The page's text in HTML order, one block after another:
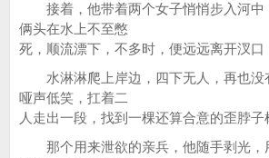
接着，他带着两个女子悄悄步入河中
俩头在水上不至憋
死，顺流漂下，不多时，便远远离开汊口
水淋淋爬上岸边，四下无人，再也没
哑声低笑，扛着二
人走出一段，找到一棵还算合意的歪脖子
那个用来泄欲的亲兵，他随手剥光，